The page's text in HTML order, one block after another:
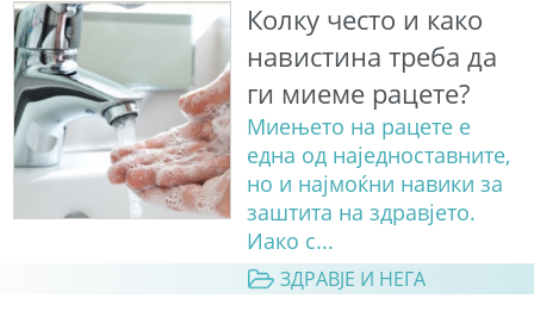
Колку често и како
навистина треба да
ги миеме рацете?
Миењето на рацете е
една од наједноставните,
но и најмоќни навики за
заштита на здравјето.
Иако с...
ЗДРАВЈЕ И НЕГА